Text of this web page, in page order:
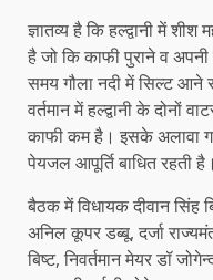
ज्ञातव्य है कि हल्द्वानी में
है जो कि काफी पुराने व
समय गौला नदी में सिल्ट आने
वर्तमान में हल्द्वानी के दोनों
काफी कम है। इसके अलावा
पेयजल आपूर्ति बाधित रहती है।
बैठक में विधायक दीवान सिंह
अनिल कूपर डब्बू, दर्जा
बिष्ट, निवर्तमान मेयर डॉ